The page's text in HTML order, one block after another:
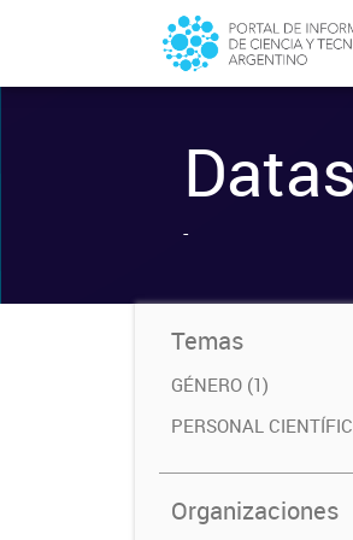
-
Temas
GÉNERO (1)
PERSONAL
Organizaciones